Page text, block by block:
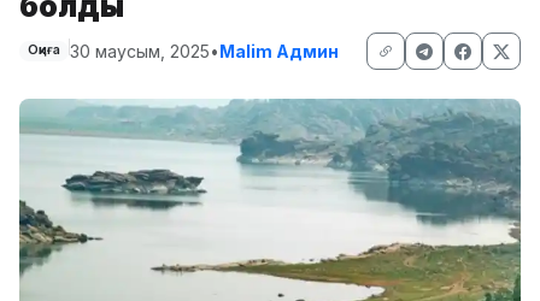
Оқиға 30 маусым, 2025•Malim Админ